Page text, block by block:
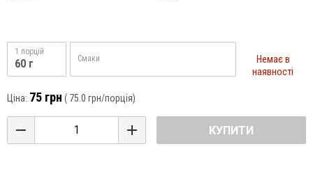
1 порцій
60 г Смаки
Немає в
наявності
Ціна: 75 грн ( 75.0 грн/порція)
КУПИТИ